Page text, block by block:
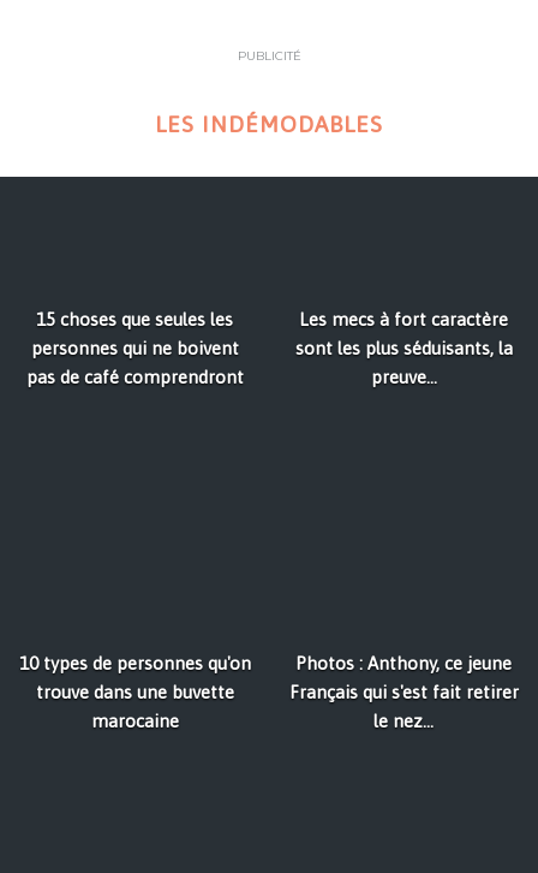
PUBLICITÉ
LES INDÉMODABLES
15 choses que seules les
personnes qui ne boivent
pas de café comprendront
Les mecs à fort caractère
sont les plus séduisants, la
preuve...
10 types de personnes qu'on
trouve dans une buvette
marocaine
Photos : Anthony, ce jeune
Français qui s'est fait retirer
le nez...